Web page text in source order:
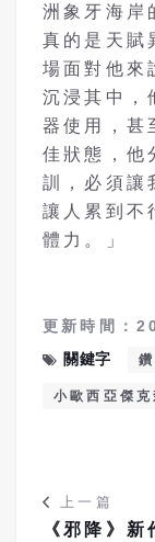
洲象牙海岸
真的是天賦
場面對他來
沉浸其中，
器使用，甚
佳狀態，他
訓，必須讓
讓人累到不
體力。」
更新時間：
關鍵字
小歐西亞傑克
上一篇
《邪降》新